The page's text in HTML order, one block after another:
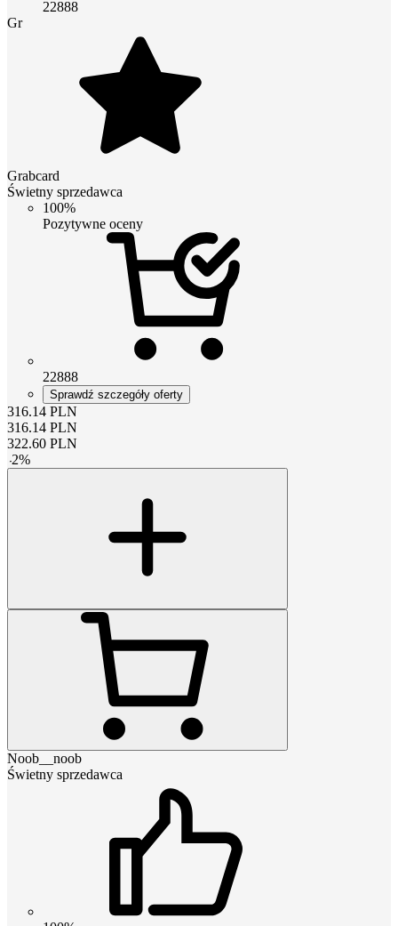
22888
Gr
Grabcard
Świetny sprzedawca
100%
Pozytywne oceny
22888
Sprawdź szczegóły oferty
316.14 PLN
316.14 PLN
322.60 PLN
-2%
Noob__noob
Świetny sprzedawca